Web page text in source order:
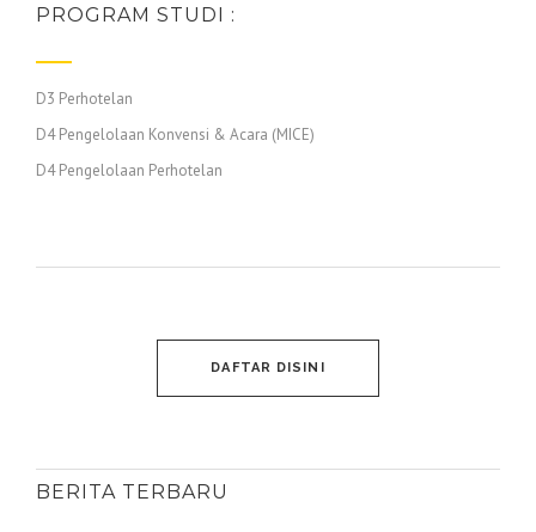
PROGRAM STUDI :
D3 Perhotelan
D4 Pengelolaan Konvensi & Acara (MICE)
D4 Pengelolaan Perhotelan
DAFTAR DISINI
BERITA TERBARU